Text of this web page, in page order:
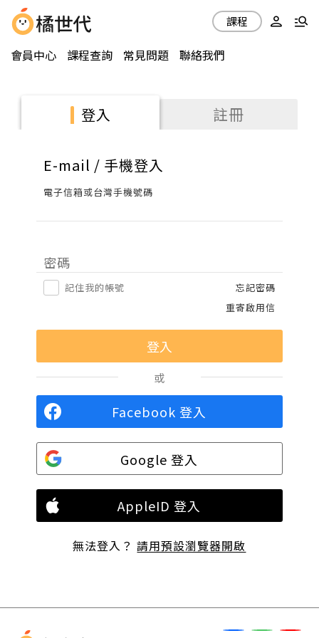
會員中心 課程查詢 常見問題 聯絡我們
課程
登入 註冊
E-mail / 手機登入
電子信箱或台灣手機號碼
密碼
記住我的帳號
忘記密碼
重寄啟用信
或
Facebook 登入
Google 登入
AppleID 登入
無法登入？請用預設瀏覽器開啟